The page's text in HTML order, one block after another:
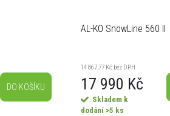
DO KOŠÍKU
AL-KO SnowLine 560 II
14 867,77 Kč bez DPH
17 990 Kč
Skladem k
dodání >5 ks